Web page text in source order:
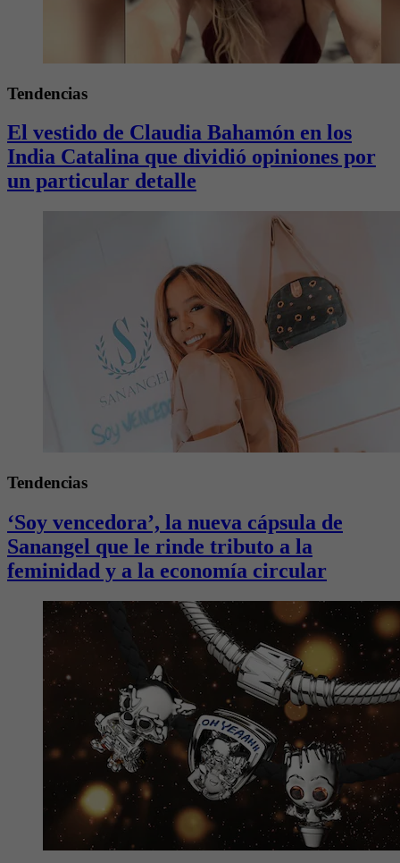
Tendencias
El vestido de Claudia Bahamón en los
India Catalina que dividió opiniones por
un particular detalle
Tendencias
‘Soy vencedora’, la nueva cápsula de
Sanangel que le rinde tributo a la
feminidad y a la economía circular